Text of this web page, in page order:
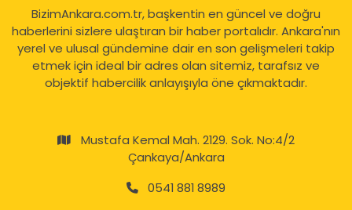
BizimAnkara.com.tr, başkentin en güncel ve doğru
haberlerini sizlere ulaştıran bir haber portalıdır. Ankara'nın
yerel ve ulusal gündemine dair en son gelişmeleri takip
etmek için ideal bir adres olan sitemiz, tarafsız ve
objektif habercilik anlayışıyla öne çıkmaktadır.
Mustafa Kemal Mah. 2129. Sok. No:4/2
Çankaya/Ankara
0541 881 8989